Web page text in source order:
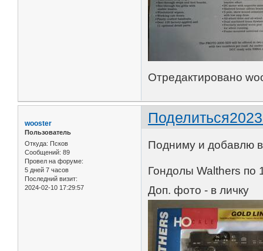
Отредактировано
Поделиться
wooster
Пользователь
Откуда: Псков
Сообщений: 89
Провел на форуме:
5 дней 7 часов
Последний визит:
2024-02-10 17:29:57
Подниму и добавлю
Гондолы Walthers по
Доп. фото - в личку